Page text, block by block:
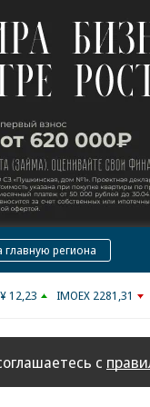
главную региона
¥ 12,23 IMOEX 2281,31
с